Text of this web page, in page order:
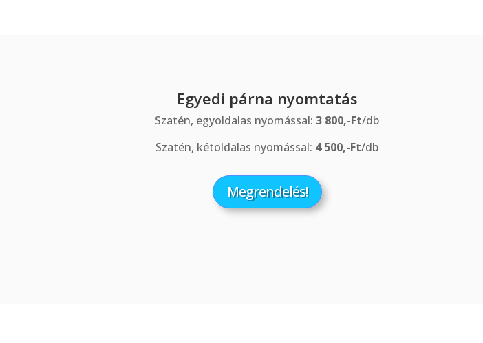
Egyedi párna nyomtatás
Szatén, egyoldalas nyomással:3 800,-Ft/db
Szatén, kétoldalas nyomással: 4 500,-Ft/db
Megrendelés!